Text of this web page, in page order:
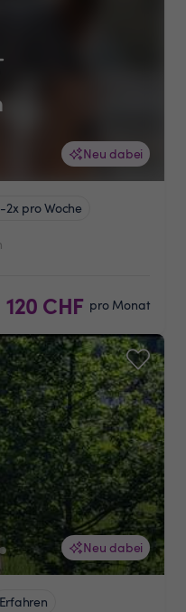
Neu dabei
2x pro Woche
120 CHF pro Monat
Neu dabei
Erfahren